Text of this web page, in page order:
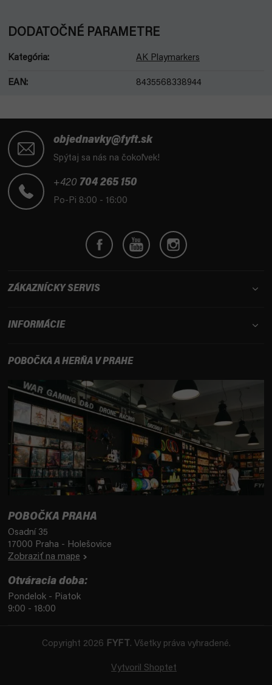
DODATOČNÉ PARAMETRE
Kategória: AK Playmarkers
EAN: 8435568338944
objednavky@fyft.sk
Spýtaj sa nás na čokoľvek!
+420 704 265 150
Po-Pi 8:00 - 16:00
ZÁKAZNÍCKY SERVIS
INFORMÁCIE
POBOČKA A HERŇA V PRAHE
POBOČKA PRAHA
Osadní 35
17000 Praha - Holešovice
Zobraziť na mape
Otváracia doba:
Pondelok - Piatok
9:00 - 18:00
Vytvoril Shoptet
Copyright 2026 FYFT . Všetky práva vyhradené.